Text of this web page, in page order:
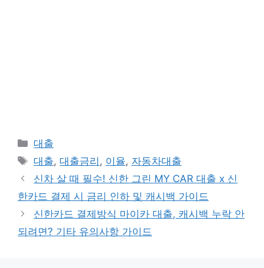
카
테
고
리
대출
태
그
대출,대출금리 , 이율, 자동차대출
신차 살 때 필수! 신한 그린 MY CAR 대출 x 신
한카드 결제 시 금리 인하 및 캐시백 가이드
신한카드 결제방식 마이카 대출, 캐시백 누락 안
되려면? 기타 유의사항 가이드